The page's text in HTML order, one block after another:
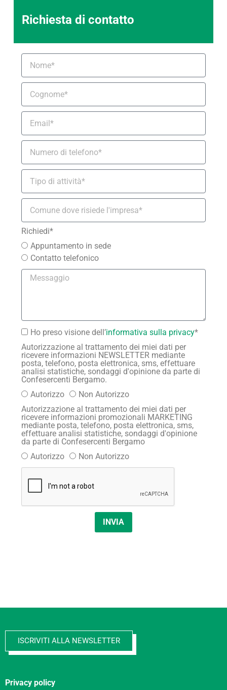
Richiesta di contatto
Richiedi*
Appuntamento in sede
Contatto telefonico
Ho preso visione dell’informativa sulla privacy*
Autorizzazione al trattamento dei miei dati per
ricevere informazioni NEWSLETTER mediante
posta, telefono, posta elettronica, sms, effettuare
analisi statistiche, sondaggi d'opinione da parte di
Confesercenti Bergamo.
Autorizzo
Non Autorizzo
Autorizzazione al trattamento dei miei dati per
ricevere informazioni promozionali MARKETING
mediante posta, telefono, posta elettronica, sms,
effettuare analisi statistiche, sondaggi d'opinione
da parte di Confesercenti Bergamo
Autorizzo
Non Autorizzo
INVIA
ISCRIVITI ALLA NEWSLETTER
Privacy policy